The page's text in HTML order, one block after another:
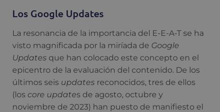
Los Google Updates
La resonancia de la importancia del E-E-A-T se ha
visto magnificada por la miríada de Google
Updates que han colocado este concepto en el
epicentro de la evaluación del contenido. De los
últimos seis updates reconocidos, tres de ellos
(los core updates de agosto, octubre y
noviembre de 2023) han puesto de manifiesto el